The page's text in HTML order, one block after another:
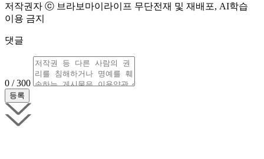
저작권자 ⓒ 브라보마이라이프 무단전재 및 재배포, AI학습
이용 금지
댓글
0 / 300